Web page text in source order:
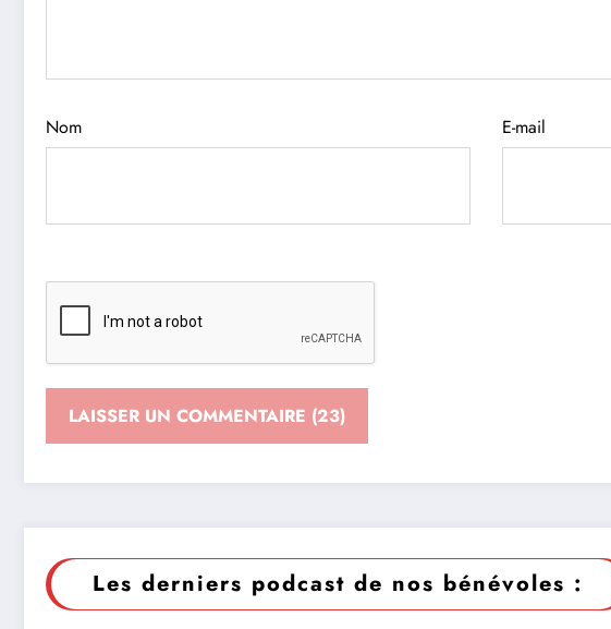
Nom E-mail
Les derniers podcast de nos bénévoles :